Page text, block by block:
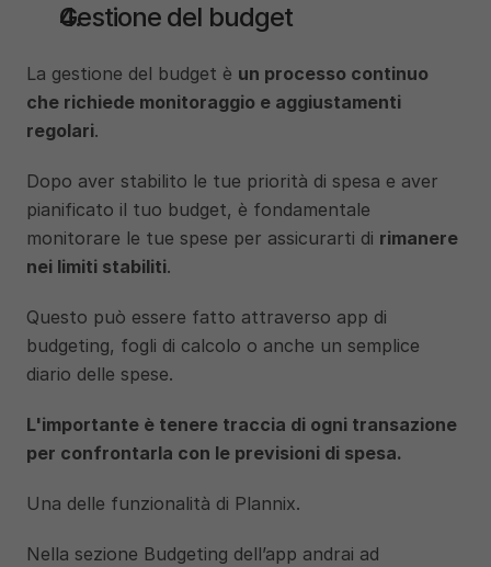
Gestione del budget
La gestione del budget è un processo continuo
che richiede monitoraggio e aggiustamenti
regolari.
Dopo aver stabilito le tue priorità di spesa e aver
pianificato il tuo budget, è fondamentale
monitorare le tue spese per assicurarti di rimanere
nei limiti stabiliti.
Questo può essere fatto attraverso app di
budgeting, fogli di calcolo o anche un semplice
diario delle spese.
L'importante è tenere traccia di ogni transazione
per confrontarla con le previsioni di spesa.
Una delle funzionalità di Plannix.
Nella sezione Budgeting dell’app andrai ad